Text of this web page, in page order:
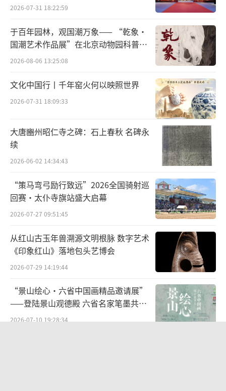
仲秋之月，县道皆案户比民，年始七十
者，授之以王杖，餔之以糜粥。——《后汉书·
礼仪志中》东汉年间对户口调查有了一套严格
的制度，规模非常之大，从县到乡，上至八十
岁老人，下到六岁以下孩童，身高、样貌都包
含在调查范围之内，可以说是最为细致的古代
2026-07-31 18:22:59
于百年园林，观国潮万象—— “乾象·
国潮艺术作品展”在北京动物园科普馆
机动展厅开展
2026-08-06 13:25:08
文化中国行丨千年窑火何以映照世界
2026-07-31 18:09:33
大唐豳州昭仁寺之碑：石上春秋 名碑永
续
2026-06-02 14:34:43
“策马弯弓励行致远”2026全国骑射巡
回赛·太仆寺旗站盛大启幕
2026-07-27 09:51:45
从红山古玉年兽溯源文明根脉 数字艺术
《印象红山》落地包头艺博会
2026-07-29 14:19:44
“景山绘心・六省中国画精品邀请展”
——登陆景山观德殿 六省名家笔墨共绘
中轴雅韵
2026-07-10 19:28:34